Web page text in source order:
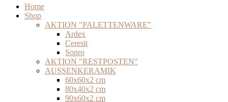
Home
Shop
AKTION "PALETTENWARE"
Ardex
Ceresit
Sopro
AKTION "RESTPOSTEN"
AUSSENKERAMIK
60x60x2 cm
80x40x2 cm
90x60x2 cm